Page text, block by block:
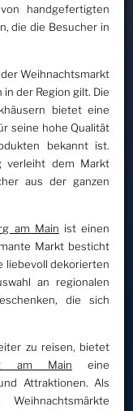
handgefertigten
die die Besucher in
Weihnachtsmarkt
der Region gilt. Die
bietet eine
seine hohe Qualität
bekannt ist.
verleiht dem Markt
aus der ganzen
am Main ist einen
Markt besticht
liebevoll dekorierten
an regionalen
die sich
zu reisen, bietet
am Main eine
Attraktionen. Als